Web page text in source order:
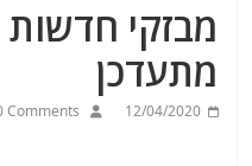
מתעדכן
12/04/2020
Comments